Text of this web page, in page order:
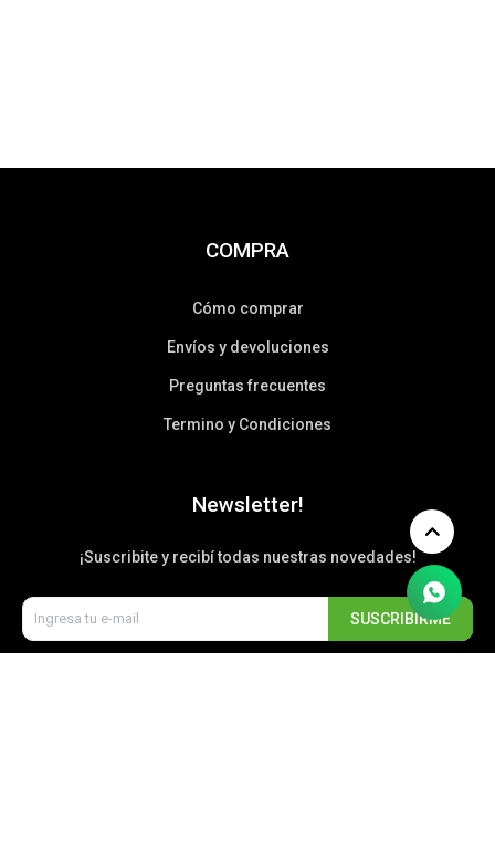
COMPRA
Cómo comprar
Envíos y devoluciones
Preguntas frecuentes
Termino y Condiciones
Newsletter!
¡Suscribite y recibí todas nuestras novedades!
SUSCRIBIRME